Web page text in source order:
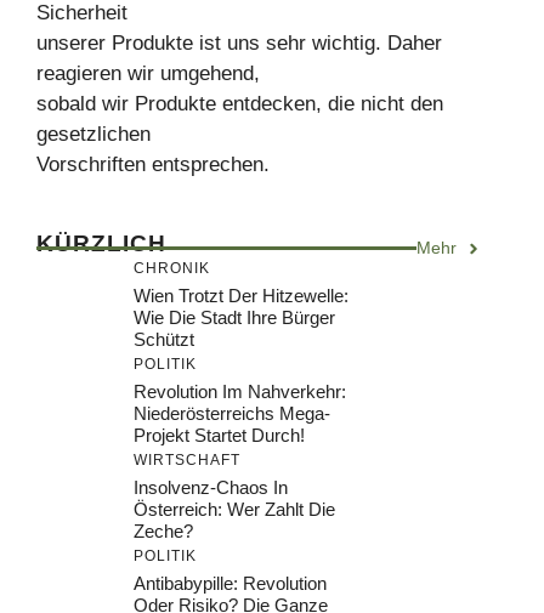
Sicherheit
unserer Produkte ist uns sehr wichtig. Daher
reagieren wir umgehend,
sobald wir Produkte entdecken, die nicht den
gesetzlichen
Vorschriften entsprechen.
KÜRZLICH Mehr
CHRONIK
Wien Trotzt Der Hitzewelle:
Wie Die Stadt Ihre Bürger
Schützt
POLITIK
Revolution Im Nahverkehr:
Niederösterreichs Mega-
Projekt Startet Durch!
WIRTSCHAFT
Insolvenz-Chaos In
Österreich: Wer Zahlt Die
Zeche?
POLITIK
Antibabypille: Revolution
Oder Risiko? Die Ganze